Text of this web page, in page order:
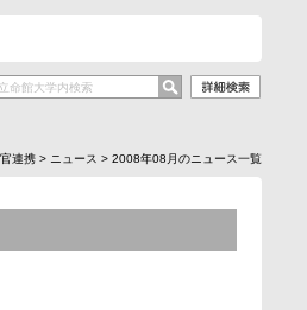
連携 > ニュース > 2008年08月のニュース一覧